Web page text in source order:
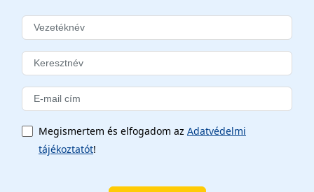
Megismertem és elfogadom az Adatvédelmi
tájékoztatót!